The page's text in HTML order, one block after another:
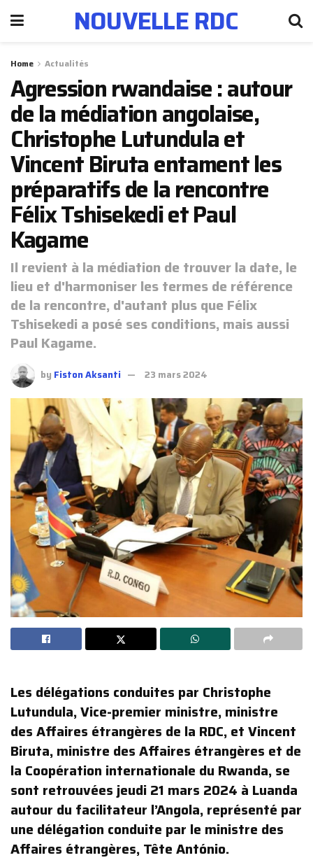
NOUVELLE RDC
Home Actualités
Agression rwandaise : autour
de la médiation angolaise,
Christophe Lutundula et
Vincent Biruta entament les
préparatifs de la rencontre
Félix Tshisekedi et Paul
Kagame
Il revient à la médiation de trouver la date, le
lieu et d'harmoniser les termes de référence
de la rencontre, d'autant plus que Félix
Tshisekedi a posé ses conditions, mais aussi
Paul Kagame.
by Fiston Aksanti 23 mars 2024
Les délégations conduites par Christophe
Lutundula, Vice-premier ministre, ministre
des Affaires étrangères de la RDC, et Vincent
Biruta, ministre des Affaires étrangères et de
la Coopération internationale du Rwanda, se
sont retrouvées jeudi 21 mars 2024 à Luanda
autour du facilitateur l’Angola, représenté par
une délégation conduite par le ministre des
Affaires étrangères, Tête António.